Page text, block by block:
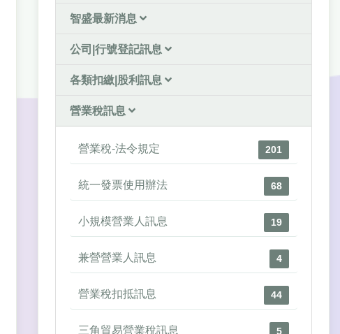
智盛最新消息
公司|行號登記訊息
各類扣繳|股利訊息
營業稅訊息
營業稅-法令規定 201
統一發票使用辦法 68
小規模營業人訊息 19
兼營營業人訊息 4
營業稅扣抵訊息 44
三角貿易營業稅訊息 5